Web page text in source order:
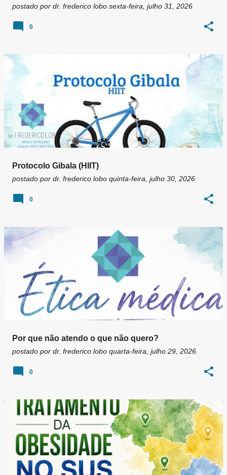
postado por dr. frederico lobo sexta-feira, julho 31, 2026
0
Protocolo Gibala (HIIT)
postado por dr. frederico lobo quinta-feira, julho 30, 2026
0
Por que não atendo o que não quero?
postado por dr. frederico lobo quarta-feira, julho 29, 2026
0